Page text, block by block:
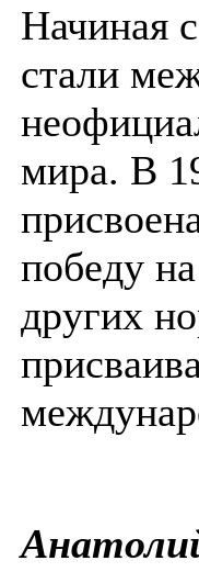
Начиная
стали
мира. В
победу
других